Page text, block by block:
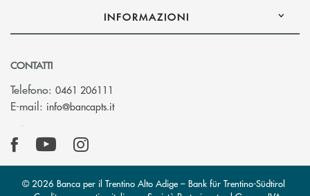
INFORMAZIONI
CONTATTI
Telefono: 0461 206111
E-mail: info@bancapts.it(si apre l’app di posta elettronica)
© 2026 Banca per il Trentino Alto Adige – Bank für Trentino-Südtirol